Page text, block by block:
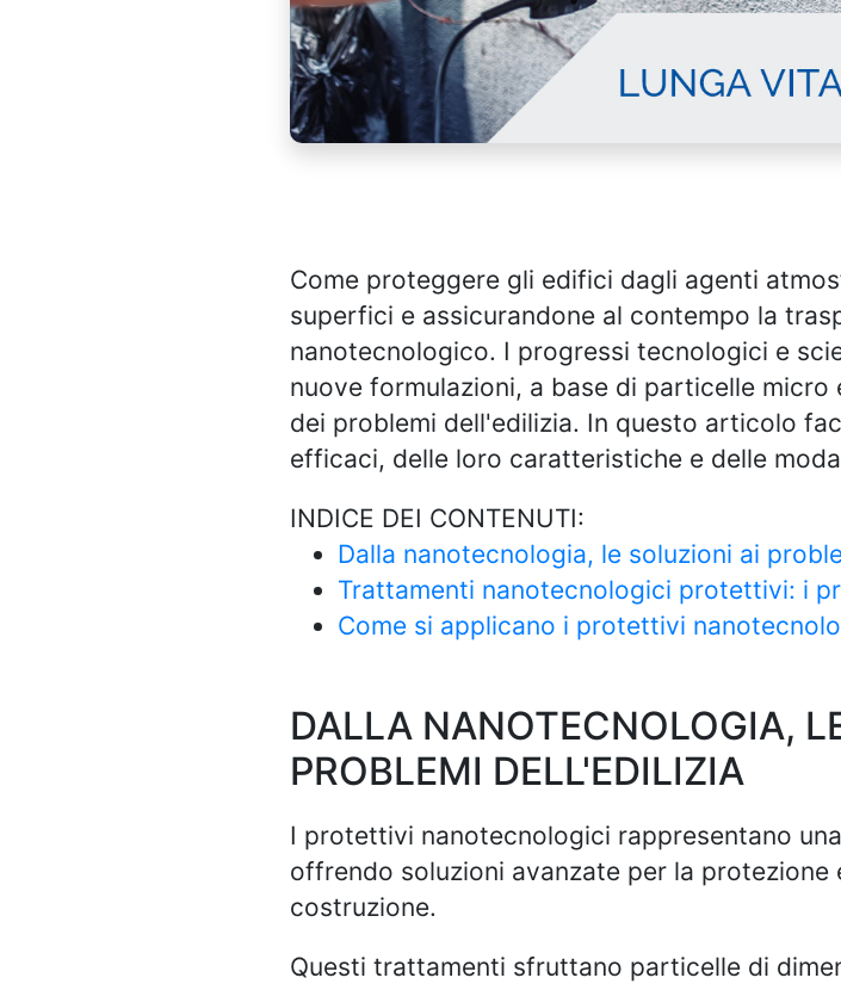
Come proteggere gli edifici dagli agenti
superfici e assicurandone al contempo la
nanotecnologico. I progressi tecnologici e
nuove formulazioni, a base di particelle
dei problemi dell'edilizia. In questo articolo
efficaci, delle loro caratteristiche e delle
INDICE DEI CONTENUTI:
Dalla nanotecnologia, le soluzioni ai
Trattamenti nanotecnologici protettivi: i
Come si applicano i protettivi
DALLA NANOTECNOLOGIA,
PROBLEMI DELL'EDILIZIA
I protettivi nanotecnologici rappresentano
offrendo soluzioni avanzate per la protezione
costruzione.
Questi trattamenti sfruttano particelle di